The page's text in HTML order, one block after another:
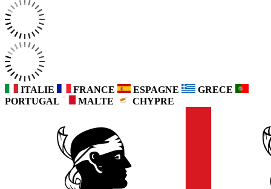
ITALIE FRANCE ESPAGNE
GRECE
PORTUGAL
MALTE CHYPRE